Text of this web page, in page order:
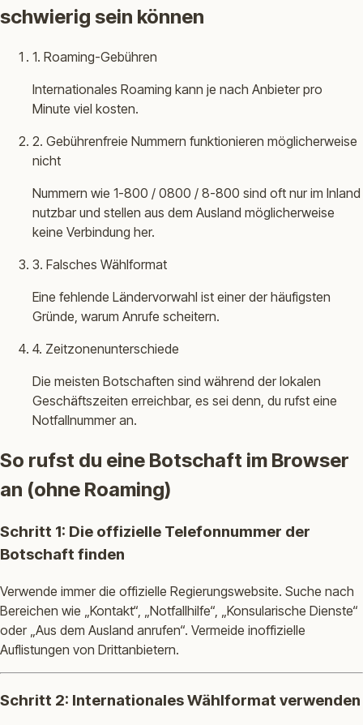
schwierig sein können
1. Roaming-Gebühren
Internationales Roaming kann je nach Anbieter pro
Minute viel kosten.
2. Gebührenfreie Nummern funktionieren möglicherweise
nicht
Nummern wie 1-800 / 0800 / 8-800 sind oft nur im Inland
nutzbar und stellen aus dem Ausland möglicherweise
keine Verbindung her.
3. Falsches Wählformat
Eine fehlende Ländervorwahl ist einer der häufigsten
Gründe, warum Anrufe scheitern.
4. Zeitzonenunterschiede
Die meisten Botschaften sind während der lokalen
Geschäftszeiten erreichbar, es sei denn, du rufst eine
Notfallnummer an.
So rufst du eine Botschaft im Browser
an (ohne Roaming)
Schritt 1: Die offizielle Telefonnummer der
Botschaft finden
Verwende immer die offizielle Regierungswebsite. Suche nach
Bereichen wie „Kontakt“, „Notfallhilfe“, „Konsularische Dienste“
oder „Aus dem Ausland anrufen“. Vermeide inoffizielle
Auflistungen von Drittanbietern.
Schritt 2: Internationales Wählformat verwenden